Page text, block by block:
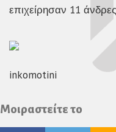
επιχείρησαν 11
inkomotini
Μοιραστείτε το